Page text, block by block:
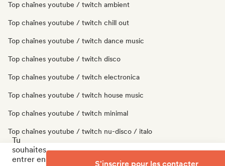
Top chaînes youtube / twitch ambient
Top chaînes youtube / twitch chill out
Top chaînes youtube / twitch dance music
Top chaînes youtube / twitch disco
Top chaînes youtube / twitch electronica
Top chaînes youtube / twitch house music
Top chaînes youtube / twitch minimal
Top chaînes youtube / twitch nu-disco / italo
Top chaînes youtube / twitch techno
Tu
souhaites
entrer en
S'inscrire pour les contacter